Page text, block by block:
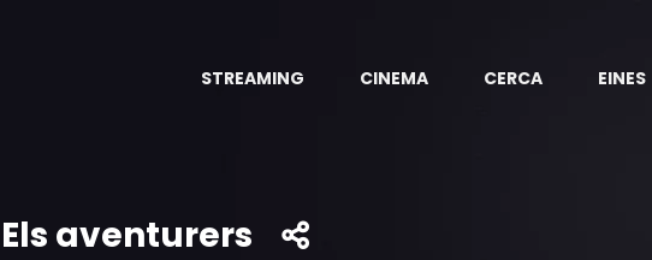
STREAMING CINEMA CERCA EINES
Els aventurers